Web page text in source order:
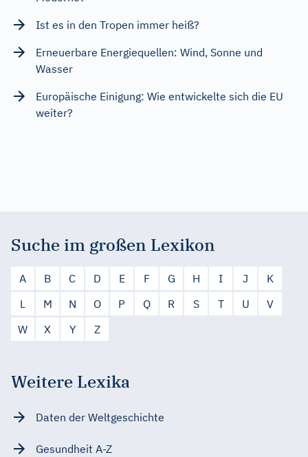
Ist es in den Tropen immer heiß?
Erneuerbare Energiequellen: Wind, Sonne und
Wasser
Europäische Einigung: Wie entwickelte sich die EU
weiter?
Suche im großen Lexikon
A B C D E F G H I J
K
L
M N O P Q R S T U
V
W
X Y Z
Weitere Lexika
Daten der Weltgeschichte
Gesundheit A-Z